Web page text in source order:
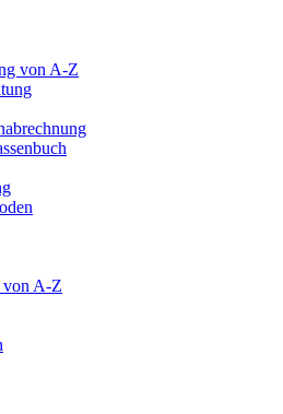
von A-Z
von A-Z